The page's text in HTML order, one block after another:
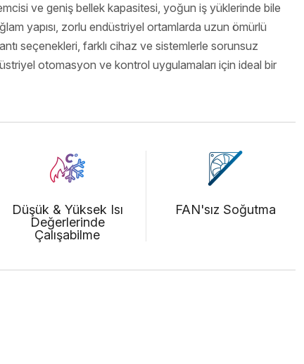
ve geniş bellek kapasitesi, yoğun iş yüklerinde bile
yapısı, zorlu endüstriyel ortamlarda uzun ömürlü
seçenekleri, farklı cihaz ve sistemlerle sorunsuz
otomasyon ve kontrol uygulamaları için ideal bir
Düşük & Yüksek Isı
Değerlerinde
Çalışabilme
FAN'sız Soğutma